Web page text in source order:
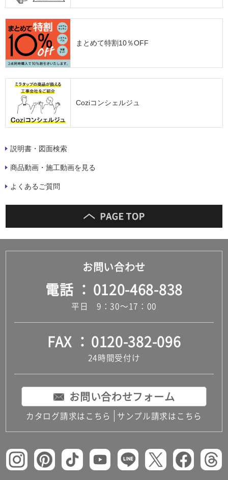
まとめて特割10％OFF
Coziコンシェルジュ
説明書・図面検索
商品動画・施工動画を見る
よくあるご質問
お問い合わせ
電話 0120-468-838
平日 9：30～17：00
FAX 0120-382-096
24時間受付け
お問い合わせフォーム
カタログ請求はこちら サンプル請求はこちら